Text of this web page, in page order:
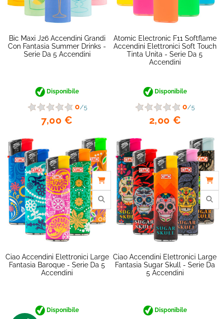
Bic Maxi J26 Accendini Grandi
Con Fantasia Summer Drinks -
Serie Da 5 Accendini
Disponibile
0/5
7,00 €
Atomic Electronic F11 Softflame
Accendini Elettronici Soft Touch
Tinta Unita - Serie Da 5
Accendini
Disponibile
0/5
2,00 €
Ciao Accendini Elettronici Large
Fantasia Baroque - Serie Da 5
Accendini
Disponibile
Ciao Accendini Elettronici Large
Fantasia Sugar Skull - Serie Da
5 Accendini
Disponibile